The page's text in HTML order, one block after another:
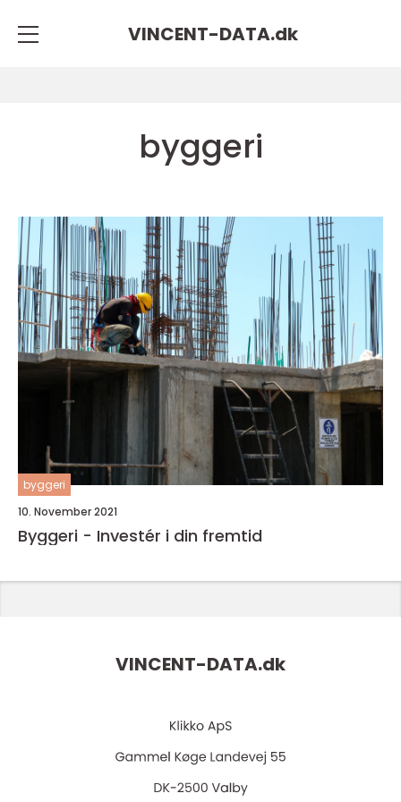
VINCENT-DATA.dk
byggeri
byggeri
10. November 2021
Byggeri - Investér i din fremtid
VINCENT-DATA.dk